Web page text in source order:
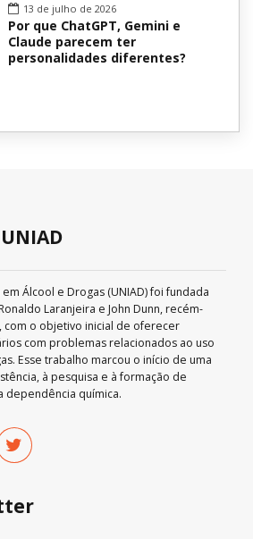
13 de julho de 2026
Por que ChatGPT, Gemini e
Claude parecem ter
personalidades diferentes?
Álcool e Drogas (UNIAD) foi fundada
Laranjeira e John Dunn, recém-
com o objetivo inicial de oferecer
com problemas relacionados ao uso
Esse trabalho marcou o início de uma
à pesquisa e à formação de
dependência química.